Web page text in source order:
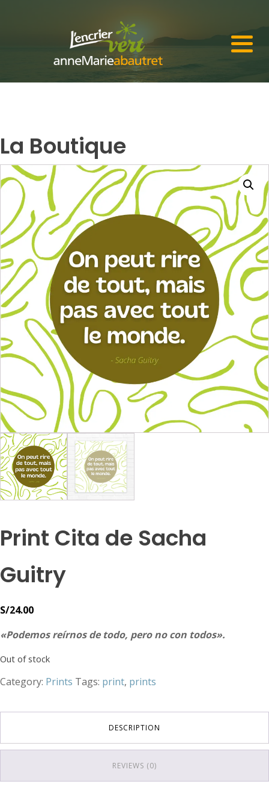
La Boutique
Print Cita de Sacha
Guitry
S/24.00
«Podemos reírnos de todo, pero no con todos».
Out of stock
Category: Prints Tags: print, prints
DESCRIPTION
REVIEWS (0)